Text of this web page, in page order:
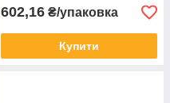
602,16 ₴/упаковка
Купити